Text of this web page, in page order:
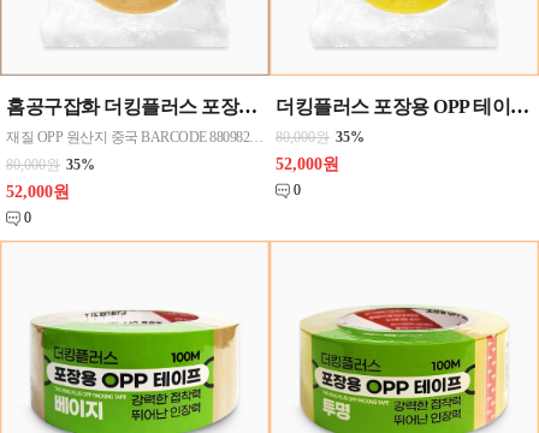
홈공구잡화 더킹플러스 포장용 OPP 테이프 80M 기업용 (베이지) 48mmx80M 50개한박스단위 판매
재질 OPP 원산지 중국 BARCODE 8809823524869
80,000원 35%
52,000원
0
더킹플러스 포장용 OPP 테이프 80M 기업용 (투명) 48mmx80M 50개 한박스단위로판매
80,000원 35%
52,000원
0